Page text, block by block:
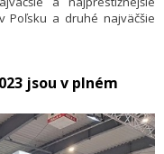
Poľsku a druhé najväčšie
tu sa naša skupina
dopravcov na
TRAKO je, vnímame
diskusie a tiež vzájomné
predstavenstva BUDAMAR
jsou v plném